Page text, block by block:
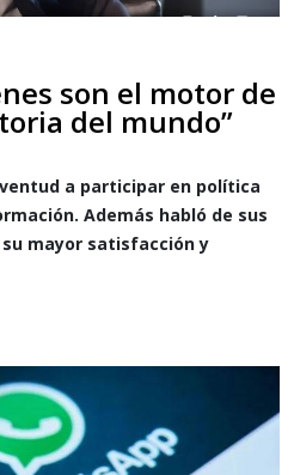
son el motor de
del mundo”
a participar en política
Además habló de sus
mayor satisfacción y